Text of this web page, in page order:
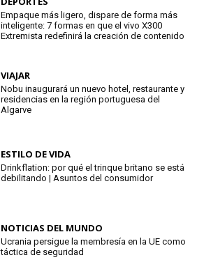
Empaque más ligero, dispare de forma más
inteligente: 7 formas en que el vivo X300
Extremista redefinirá la creación de contenido
VIAJAR
Nobu inaugurará un nuevo hotel, restaurante y
residencias en la región portuguesa del
Algarve
ESTILO DE VIDA
Drinkflation: por qué el trinque britano se está
debilitando | Asuntos del consumidor
NOTICIAS DEL MUNDO
Ucrania persigue la membresía en la UE como
táctica de seguridad